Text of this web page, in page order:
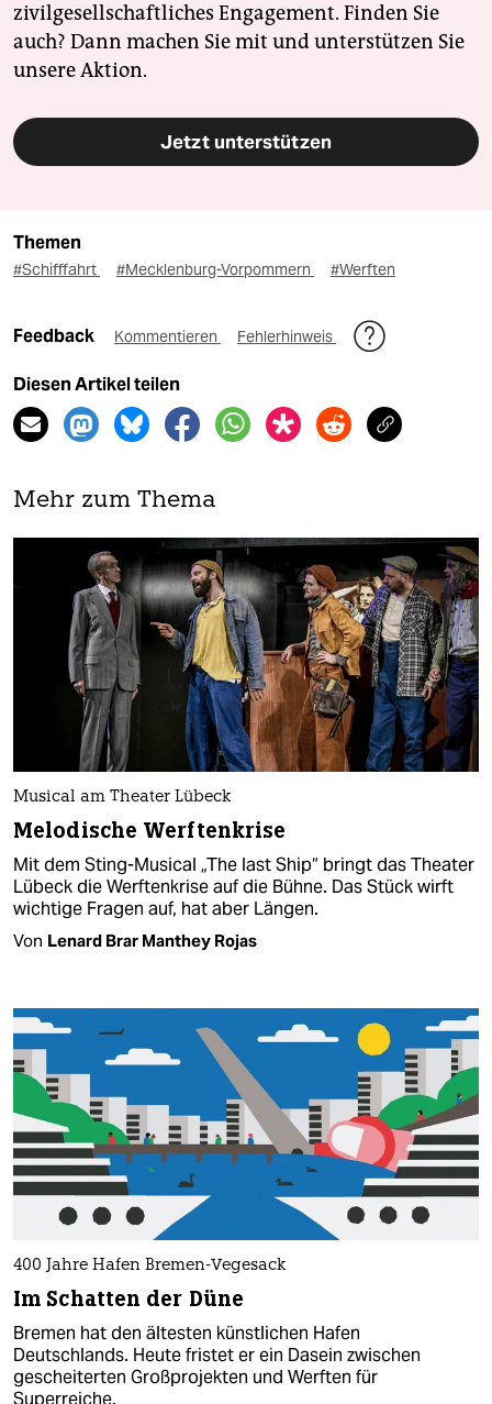
zivilgesellschaftliches Engagement. Finden Sie
auch? Dann machen Sie mit und unterstützen Sie
unsere Aktion.
Jetzt unterstützen
Themen
#Schifffahrt #Mecklenburg-Vorpommern #Werften
Feedback Kommentieren Fehlerhinweis
Diesen Artikel teilen
Mehr zum Thema
Musical am Theater Lübeck
Melodische Werftenkrise
Mit dem Sting-Musical „The last Ship“ bringt das Theater
Lübeck die Werftenkrise auf die Bühne. Das Stück wirft
wichtige Fragen auf, hat aber Längen.
Von Lenard Brar Manthey Rojas
400 Jahre Hafen Bremen-Vegesack
Im Schatten der Düne
Bremen hat den ältesten künstlichen Hafen
Deutschlands. Heute fristet er ein Dasein zwischen
gescheiterten Großprojekten und Werften für
Superreiche.